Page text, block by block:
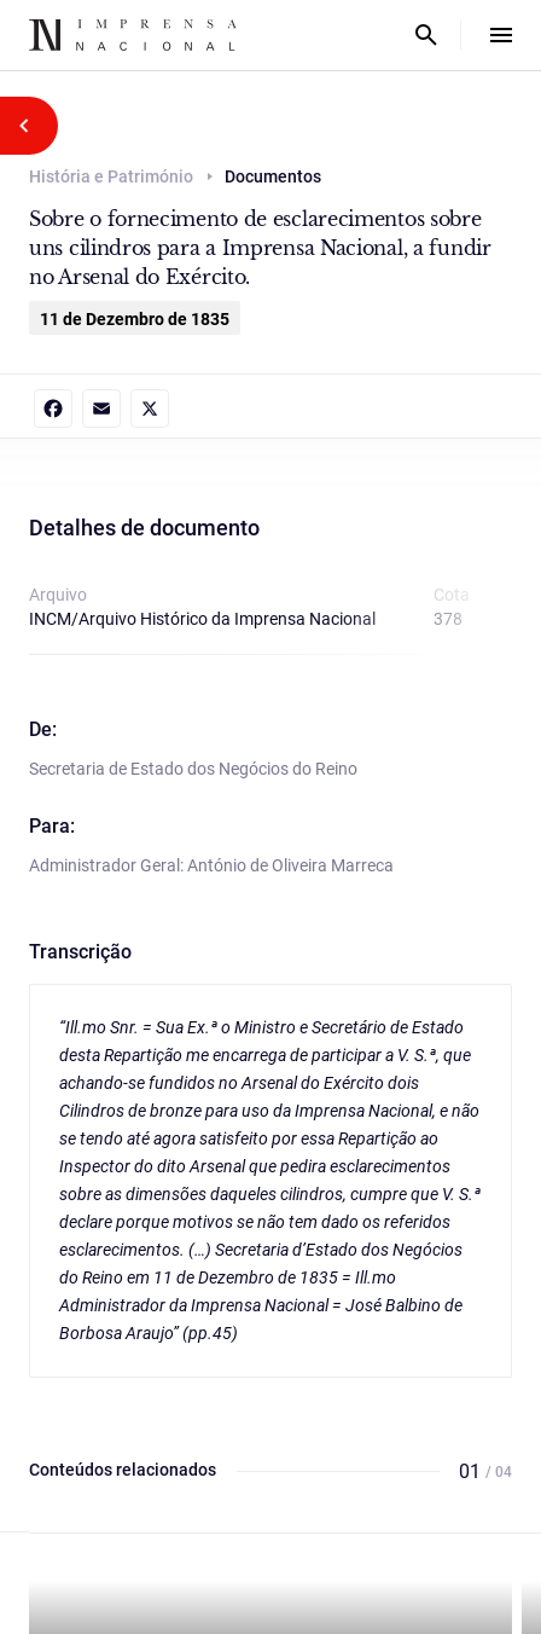
História e Património Documentos
Sobre o fornecimento de esclarecimentos sobre
uns cilindros para a Imprensa Nacional, a fundir
no Arsenal do Exército.
11 de Dezembro de 1835
Detalhes de documento
Arquivo
INCM/Arquivo Histórico da Imprensa Nacional
Cota
378
De:
Secretaria de Estado dos Negócios do Reino
Para:
Administrador Geral: António de Oliveira Marreca
Transcrição
“Ill.mo Snr. = Sua Ex.ª o Ministro e Secretário de Estado
desta Repartição me encarrega de participar a V. S.ª, que
achando-se fundidos no Arsenal do Exército dois
Cilindros de bronze para uso da Imprensa Nacional, e não
se tendo até agora satisfeito por essa Repartição ao
Inspector do dito Arsenal que pedira esclarecimentos
sobre as dimensões daqueles cilindros, cumpre que V. S.ª
declare porque motivos se não tem dado os referidos
esclarecimentos. (…) Secretaria d’Estado dos Negócios
do Reino em 11 de Dezembro de 1835 = Ill.mo
Administrador da Imprensa Nacional = José Balbino de
Borbosa Araujo” (pp.45)
Conteúdos relacionados 01 / 04